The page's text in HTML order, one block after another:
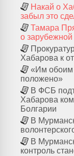
Накай о
забыл это
Тамара
о
Хабарова к
«Им обоим
положено»
В ФСБ
Хабарова
Болгарии
В
В
контроль